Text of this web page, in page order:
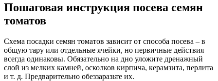
Пошаговая инструкция посева семян
томатов
Схема посадки семян томатов зависит от способа посева – в
общую тару или отдельные ячейки, но первичные действия
всегда одинаковы. Обязательно на дно уложите дренажный
слой из мелких камней, осколков кирпича, керамзита, перлита
и т. д. Предварительно обеззаразьте их.